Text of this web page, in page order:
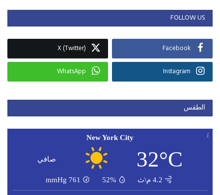
FOLLOW US
Facebook
X (Twitter)
Instagram
WhatsApp
الطقس
New York City
32°C صافي
4.2 م\ث 52%
761
mmHg